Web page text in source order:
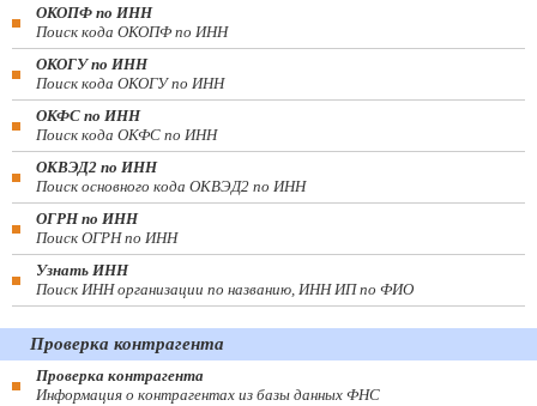
ОКОПФ по ИНН
Поиск кода ОКОПФ по ИНН
ОКОГУ по ИНН
Поиск кода ОКОГУ по ИНН
ОКФС по ИНН
Поиск кода ОКФС по ИНН
ОКВЭД2 по ИНН
Поиск основного кода ОКВЭД2 по ИНН
ОГРН по ИНН
Поиск ОГРН по ИНН
Узнать ИНН
Поиск ИНН организации по названию, ИНН ИП по ФИО
Проверка контрагента
Проверка контрагента
Информация о контрагентах из базы данных ФНС